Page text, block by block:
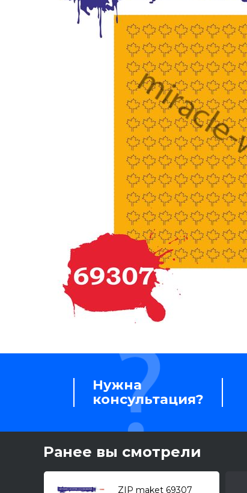
Нужна
консультация?
Ранее вы смотрели
ZIP maket 69307